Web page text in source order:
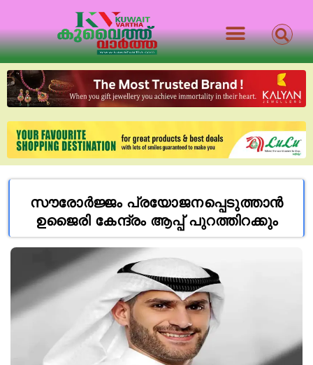
സൗരോർജ്ജം പ്രയോജനപ്പെടുത്താൻ
ഉജൈരി കേന്ദ്രം ആപ്പ് പുറത്തിറക്കും